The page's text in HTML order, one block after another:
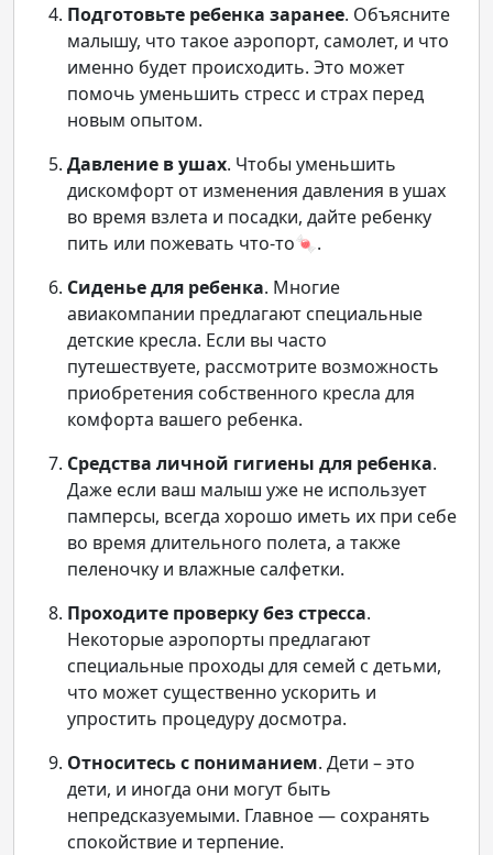
Подготовьте ребенка заранее. Объясните
малышу, что такое аэропорт, самолет, и что
именно будет происходить. Это может
помочь уменьшить стресс и страх перед
новым опытом.
Давление в ушах. Чтобы уменьшить
дискомфорт от изменения давления в ушах
во время взлета и посадки, дайте ребенку
пить или пожевать что-то🍬.
Сиденье для ребенка. Многие
авиакомпании предлагают специальные
детские кресла. Если вы часто
путешествуете, рассмотрите возможность
приобретения собственного кресла для
комфорта вашего ребенка.
Средства личной гигиены для ребенка.
Даже если ваш малыш уже не использует
памперсы, всегда хорошо иметь их при себе
во время длительного полета, а также
пеленочку и влажные салфетки.
Проходите проверку без стресса.
Некоторые аэропорты предлагают
специальные проходы для семей с детьми,
что может существенно ускорить и
упростить процедуру досмотра.
Относитесь с пониманием. Дети – это
дети, и иногда они могут быть
непредсказуемыми. Главное — сохранять
спокойствие и терпение.